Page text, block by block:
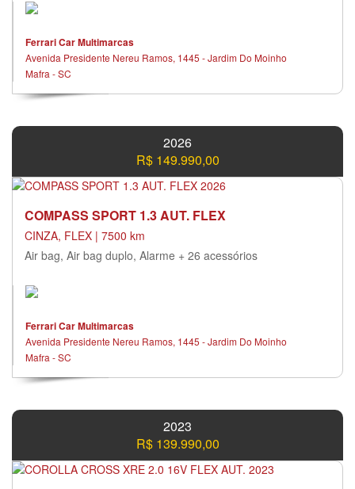
Ferrari Car Multimarcas
Avenida Presidente Nereu Ramos, 1445 - Jardim Do Moinho
Mafra - SC
2026
R$ 149.990,00
COMPASS SPORT 1.3 AUT. FLEX
CINZA, FLEX | 7500 km
Air bag, Air bag duplo, Alarme + 26 acessórios
Ferrari Car Multimarcas
Avenida Presidente Nereu Ramos, 1445 - Jardim Do Moinho
Mafra - SC
2023
R$ 139.990,00